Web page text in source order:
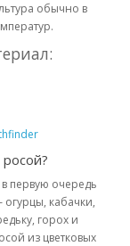
обычно в
первую очередь
кабачки,
горох и
из цветковых